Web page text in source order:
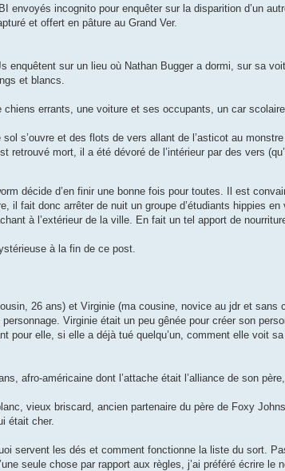
envoyés incognito pour enquêter sur la disparition d’un
et offert en pâture au Grand Ver.
enquêtent sur un lieu où Nathan Bugger a dormi, sur sa
et blancs.
chiens errants, une voiture et ses occupants, un car
s’ouvre et des flots de vers allant de l’asticot au
retrouvé mort, il a été dévoré de l’intérieur par des vers
décide d’en finir une bonne fois pour toutes. Il est
il fait donc arrêter de nuit un groupe d’étudiants hippies
à l’extérieur de la ville. En fait un tel apport de
à la fin de ce post.
26 ans) et Virginie (ma cousine, novice au jdr et sans
Virginie était un peu gênée pour créer son
pour elle, si elle a déjà tué quelqu’un, comment elle voit
afro-américaine dont l’attache était l’alliance de son
vieux briscard, ancien partenaire du père de Foxy
était cher.
servent les dés et comment fonctionne la liste du sort.
seule chose par rapport aux règles, j’ai préféré écrire